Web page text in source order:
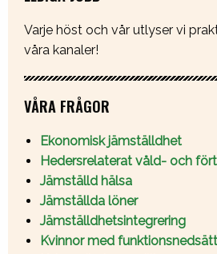
Varje höst och vår utlyser vi
våra kanaler!
VÅRA FRÅGOR
Ekonomisk jämställdhet
Hedersrelaterat våld- och
Jämställd hälsa
Jämställda löner
Jämställdhetsintegrering
Kvinnor med